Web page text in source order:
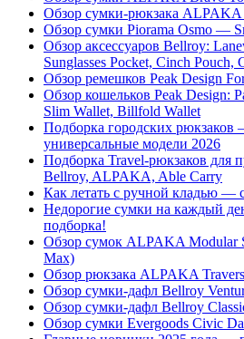
Обзор сумки-рюкзака ALPAKA
Обзор сумки Piorama Osmo —
Обзор аксессуаров Bellroy:
Sunglasses Pocket, Cinch Pouch,
Обзор ремешков Peak Design
Обзор кошельков Peak Design:
Slim Wallet, Billfold Wallet
Подборка городских рюкзаков
универсальные модели 2026
Подборка Travel-рюкзаков для
Bellroy, ALPAKA, Able Carry
Как летать с ручной кладью —
Недорогие сумки на каждый
подборка!
Обзор сумок ALPAKA Modular
Max)
Обзор рюкзака ALPAKA
Обзор сумки-дафл Bellroy
Обзор сумки-дафл Bellroy
Обзор сумки Evergoods Civic